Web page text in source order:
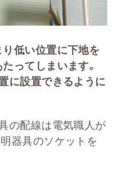
低い位置に下地を
ってしまいます。
に設置できるように
の配線は電気職人が
器具のソケットを